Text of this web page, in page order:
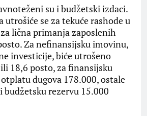
su i budžetski izdaci.
utrošiće se za tekuće rashode u
lična primanja zaposlenih
Za nefinansijsku imovinu,
investicije, biće utrošeno
18,6 posto, za finansijsku
dugova 178.000, ostale
budžetsku rezervu 15.000